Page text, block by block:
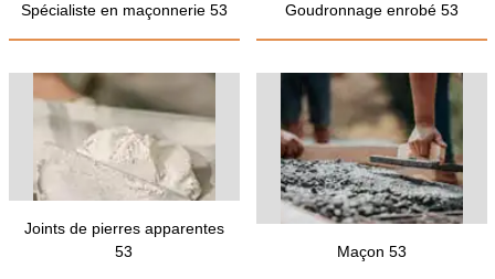
Spécialiste en maçonnerie 53 Goudronnage enrobé 53
Joints de pierres apparentes
53
Maçon 53